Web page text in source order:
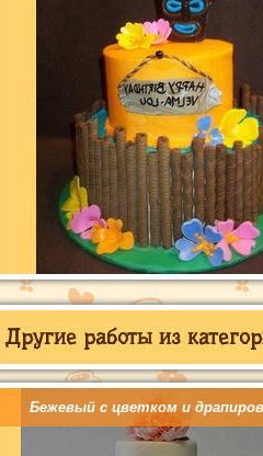
Другие работы из
Бежевый с цветком и